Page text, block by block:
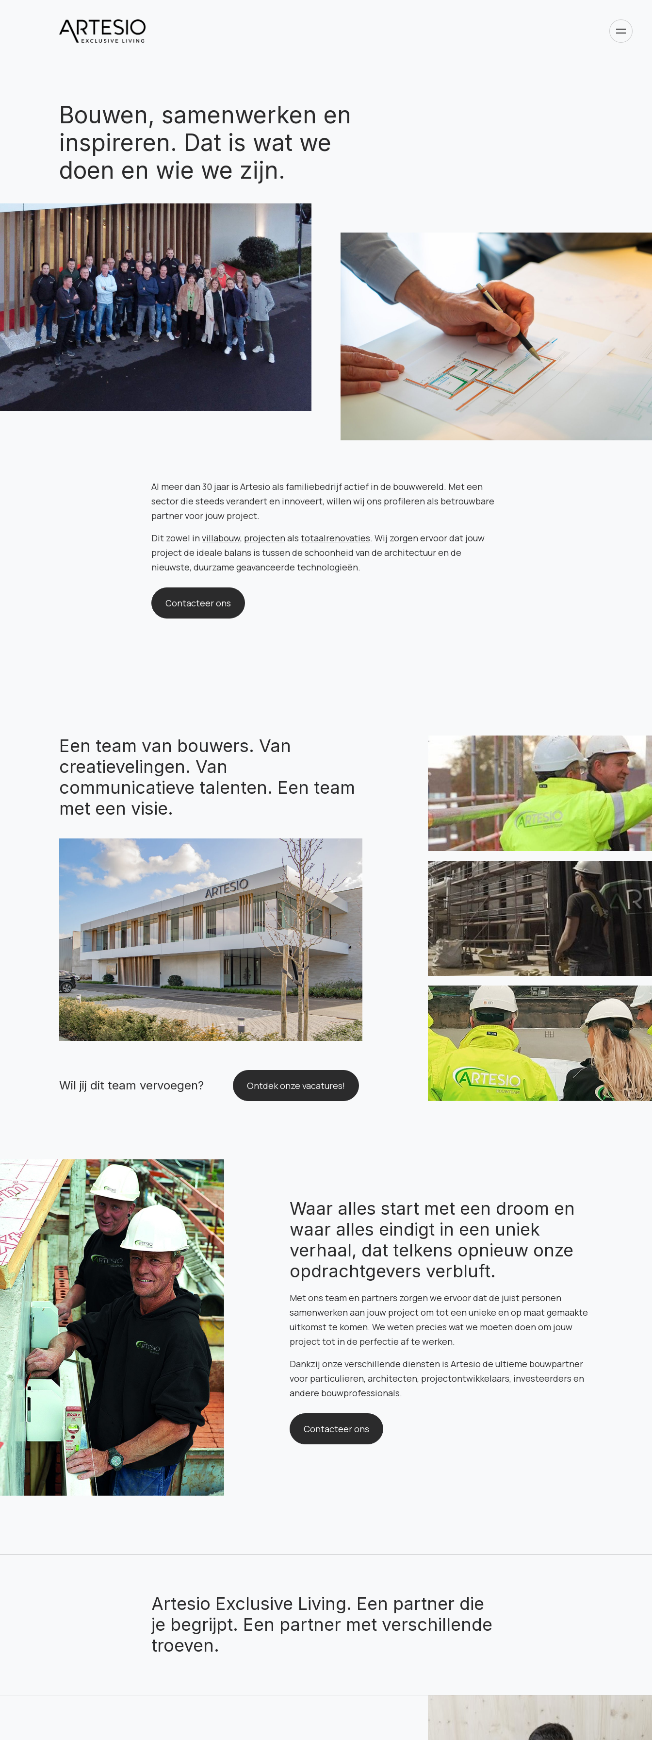
Bouwen, samenwerken en
inspireren. Dat is wat we
doen en wie we zijn.
Al meer dan 30 jaar is Artesio als familiebedrijf actief in de bouwwereld. Met een
sector die steeds verandert en innoveert, willen wij ons profileren als betrouwbare
partner voor jouw project.
Dit zowel invillabouw, projectenals totaalrenovaties. Wij zorgen ervoor dat jouw
project de ideale balans is tussen de schoonheid van de architectuur en de
nieuwste, duurzame geavanceerde technologieën.
Contacteer ons
Een team van bouwers. Van
creatievelingen. Van
communicatieve talenten. Een team
met een visie.
Wil jij dit team vervoegen? Ontdek onze vacatures!
Waar alles start met een droom en
waar alles eindigt in een uniek
verhaal, dat telkens opnieuw onze
opdrachtgevers verbluft.
Met ons team en partners zorgen we ervoor dat de juist personen
samenwerken aan jouw project om tot een unieke en op maat gemaakte
uitkomst te komen. We weten precies wat we moeten doen om jouw
project tot in de perfectie af te werken.
Dankzij onze verschillende diensten is Artesio de ultieme bouwpartner
voor particulieren, architecten, projectontwikkelaars, investeerders en
andere bouwprofessionals.
Contacteer ons
Artesio Exclusive Living. Een partner die
je begrijpt. Een partner met verschillende
troeven.